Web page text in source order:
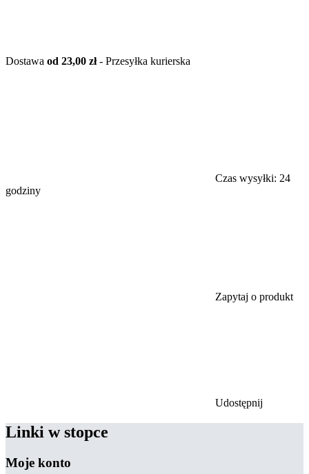
Dostawa od 23,00 zł- Przesyłka kurierska
Czas wysyłki: 24
godziny
Zapytaj o produkt
Udostępnij
Linki w stopce
Moje konto